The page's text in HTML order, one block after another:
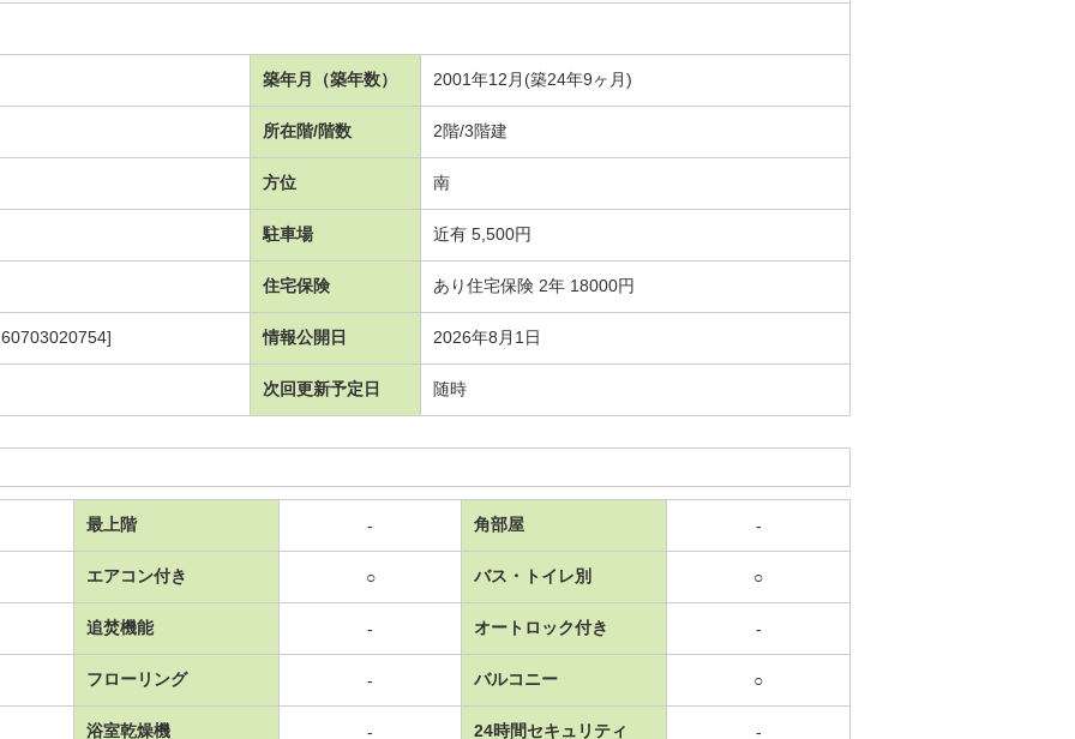
築年月（築年数） 2001年12月(築24年9ヶ月)
所在階/階数 2階/3階建
方位 南
駐車場 近有 5,500円
住宅保険 あり住宅保険 2年 18000円
情報公開日 2026年8月1日
次回更新予定日 随時
最上階 - 角部屋 -
エアコン付き ○ バス・トイレ別 ○
追焚機能 - オートロック付き -
フローリング - バルコニー ○
浴室乾燥機 - 24時間セキュリティ -